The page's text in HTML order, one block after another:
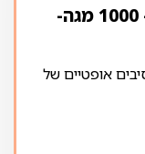
018 אקספון ‏- ‏אקספון פייבר – 1000 מגה-
(תשתית סיבים אופטיים של